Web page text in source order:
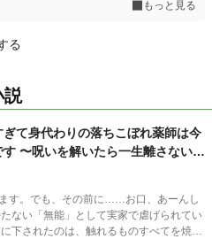
もっと見る
る
説
て身代わりの落ちこぼれ薬師は今
す 〜呪いを解いたら一生離さないと
ます。でも、その前に……お口、あーんし
ない「無能」として実家で虐げられてい
下されたのは、触れるものすべてを焼き